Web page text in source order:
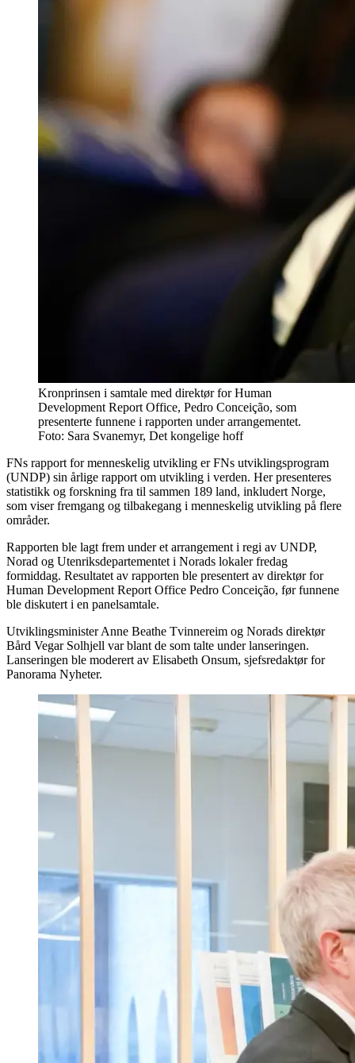
Kronprinsen i samtale med direktør for Human
Development Report Office, Pedro Conceição, som
presenterte funnene i rapporten under arrangementet.
Foto: Sara Svanemyr, Det kongelige hoff
FNs rapport for menneskelig utvikling er FNs utviklingsprogram
(UNDP) sin årlige rapport om utvikling i verden. Her presenteres
statistikk og forskning fra til sammen 189 land, inkludert Norge,
som viser fremgang og tilbakegang i menneskelig utvikling på flere
områder.
Rapporten ble lagt frem under et arrangement i regi av UNDP,
Norad og Utenriksdepartementet i Norads lokaler fredag
formiddag. Resultatet av rapporten ble presentert av direktør for
Human Development Report Office Pedro Conceição, før funnene
ble diskutert i en panelsamtale.
Utviklingsminister Anne Beathe Tvinnereim og Norads direktør
Bård Vegar Solhjell var blant de som talte under lanseringen.
Lanseringen ble moderert av Elisabeth Onsum, sjefsredaktør for
Panorama Nyheter.